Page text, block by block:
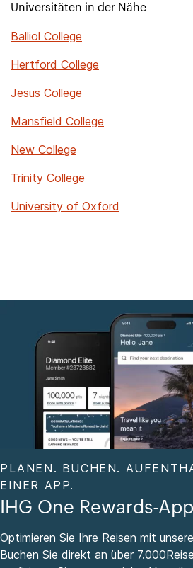
Universitäten in der Nähe
Balliol College
Hertford College
Jesus College
Mansfield College
New College
Trinity College
University of Oxford
PLANEN. BUCHEN.
EINER APP.
IHG One Rewards-App
Optimieren Sie Ihre Reisen mit
Buchen Sie direkt an über